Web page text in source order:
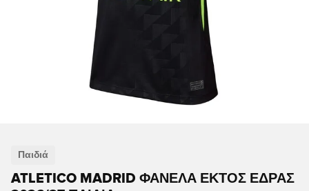
Παιδιά
ATLETICO MADRID ΦΑΝΈΛΑ ΕΚΤΌΣ ΈΔΡΑΣ